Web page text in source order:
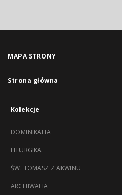
MAPA STRONY
Strona główna
Kolekcje
DOMINIKALIA
LITURGIKA
ŚW. TOMASZ Z AKWINU
ARCHIWALIA